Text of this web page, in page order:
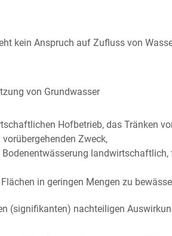
kein Anspruch auf Zufluss von
von Grundwasser
Hofbetrieb, das Tränken
Zweck,
in geringen Mengen zu
(signifikanten) nachteiligen